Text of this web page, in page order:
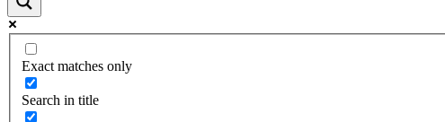
Exact matches only
Search in title